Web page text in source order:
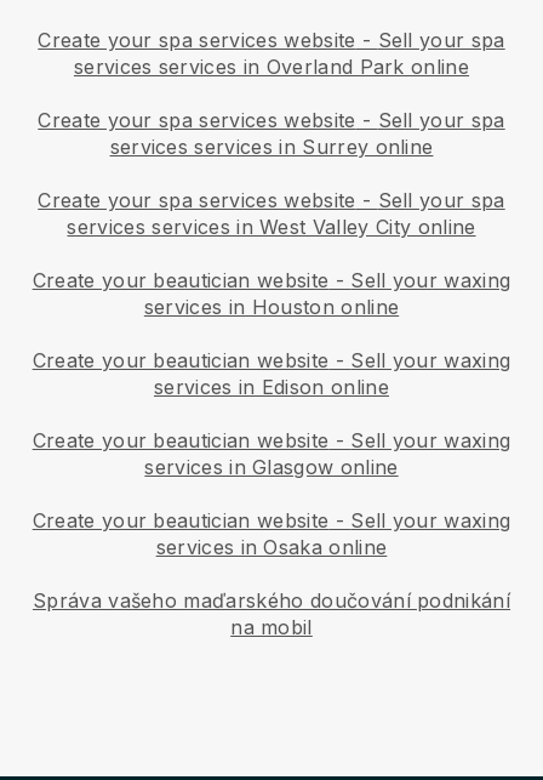
Create your spa services website - Sell your spa
services services in Overland Park online
Create your spa services website - Sell your spa
services services in Surrey online
Create your spa services website - Sell your spa
services services in West Valley City online
Create your beautician website - Sell your waxing
services in Houston online
Create your beautician website - Sell your waxing
services in Edison online
Create your beautician website - Sell your waxing
services in Glasgow online
Create your beautician website - Sell your waxing
services in Osaka online
Správa vašeho maďarského doučování podnikání
na mobil